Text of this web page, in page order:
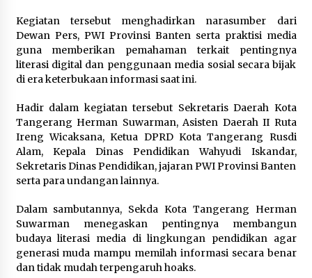
Pemkot Cilegon Sampaikan
Rancangan KUA PPAS 2027,
5 Agustus 2026
Melalui Ikrar Napiter, Lapas Cilegon
Dorong Reintegrasi Sosial
5 Agustus 2026
“Anak Kades Jadi Kaur Keuangan?
Kegiatan tersebut menghadirkan narasumber dari
Dewan Pers, PWI Provinsi Banten serta praktisi media
guna memberikan pemahaman terkait pentingnya
literasi digital dan penggunaan media sosial secara bijak
di era keterbukaan informasi saat ini.
Hadir dalam kegiatan tersebut Sekretaris Daerah Kota
Tangerang Herman Suwarman, Asisten Daerah II Ruta
Ireng Wicaksana, Ketua DPRD Kota Tangerang Rusdi
Alam, Kepala Dinas Pendidikan Wahyudi Iskandar,
Sekretaris Dinas Pendidikan, jajaran PWI Provinsi Banten
serta para undangan lainnya.
Dalam sambutannya, Sekda Kota Tangerang Herman
Suwarman menegaskan pentingnya membangun
budaya literasi media di lingkungan pendidikan agar
generasi muda mampu memilah informasi secara benar
dan tidak mudah terpengaruh hoaks.